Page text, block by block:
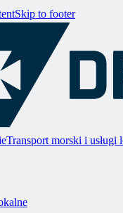
Skip to footer
Transport morski i usługi